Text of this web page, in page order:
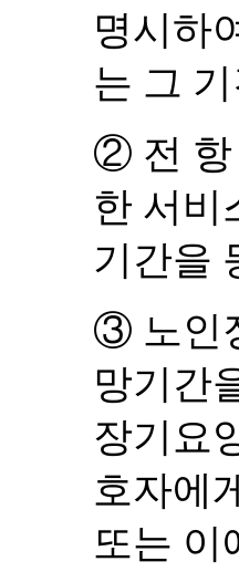
명시하
는 그
② 전
한 서비
기간을
③ 노인
망기간
장기요
호자에
또는 이